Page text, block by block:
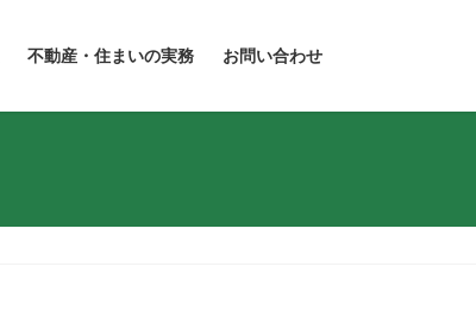
不動産・住まいの実務 お問い合わせ